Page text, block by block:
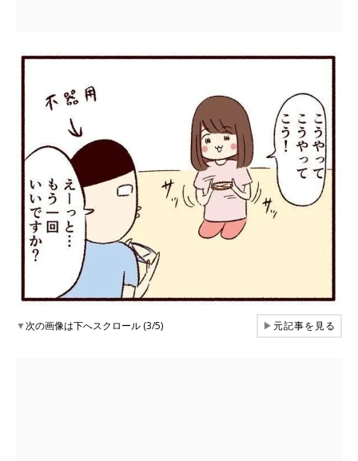
▼次の画像は下へスクロール (3/5) ▶元記事を見る